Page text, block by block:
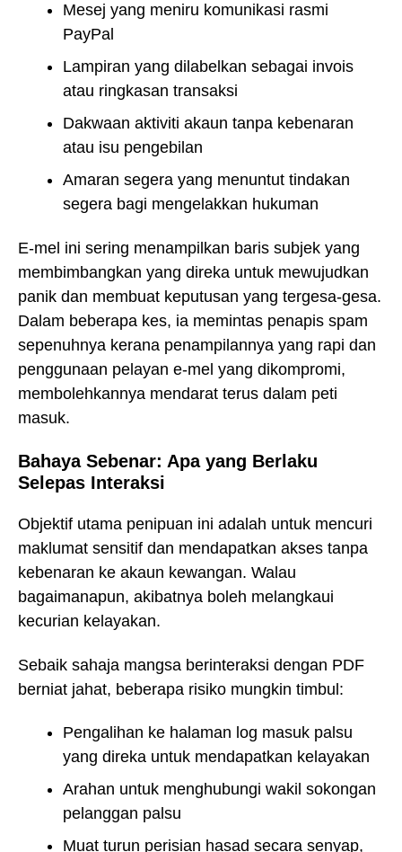
Mesej yang meniru komunikasi rasmi
PayPal
Lampiran yang dilabelkan sebagai invois
atau ringkasan transaksi
Dakwaan aktiviti akaun tanpa kebenaran
atau isu pengebilan
Amaran segera yang menuntut tindakan
segera bagi mengelakkan hukuman
E-mel ini sering menampilkan baris subjek yang
membimbangkan yang direka untuk mewujudkan
panik dan membuat keputusan yang tergesa-gesa.
Dalam beberapa kes, ia memintas penapis spam
sepenuhnya kerana penampilannya yang rapi dan
penggunaan pelayan e-mel yang dikompromi,
membolehkannya mendarat terus dalam peti
masuk.
Bahaya Sebenar: Apa yang Berlaku
Selepas Interaksi
Objektif utama penipuan ini adalah untuk mencuri
maklumat sensitif dan mendapatkan akses tanpa
kebenaran ke akaun kewangan. Walau
bagaimanapun, akibatnya boleh melangkaui
kecurian kelayakan.
Sebaik sahaja mangsa berinteraksi dengan PDF
berniat jahat, beberapa risiko mungkin timbul:
Pengalihan ke halaman log masuk palsu
yang direka untuk mendapatkan kelayakan
Arahan untuk menghubungi wakil sokongan
pelanggan palsu
Muat turun perisian hasad secara senyap,